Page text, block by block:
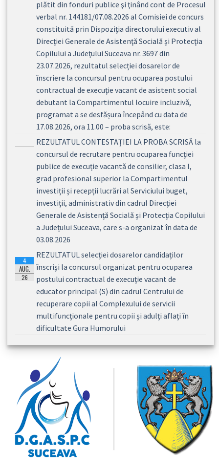
plătit din fonduri publice şi ţinând cont de Procesul
verbal nr. 144181/07.08.2026 al Comisiei de concurs
constituită prin Dispoziţia directorului executiv al
Direcţiei Generale de Asistenţă Socială şi Protecţia
Copilului a Judeţului Suceava nr. 3697 din
23.07.2026, rezultatul selecției dosarelor de
înscriere la concursul pentru ocuparea postului
contractual de execuţie vacant de asistent social
debutant la Compartimentul locuire incluzivă,
programat a se desfășura începând cu data de
17.08.2026, ora 11.00 – proba scrisă, este:
REZULTATUL CONTESTAȚIEI LA PROBA SCRISĂ la
concursul de recrutare pentru ocuparea funcției
publice de execuție vacantă de consilier, clasa I,
grad profesional superior la Compartimentul
investiții și recepții lucrări al Serviciului buget,
investiții, administrativ din cadrul Direcției
Generale de Asistență Socială și Protecția Copilului
a Județului Suceava, care s-a organizat în data de
03.08.2026
4
AUG.
26
REZULTATUL selecției dosarelor candidaților
înscriși la concursul organizat pentru ocuparea
postului contractual de execuţie vacant de
educator principal (S) din cadrul Centrului de
recuperare copii al Complexului de servicii
multifuncționale pentru copii și adulți aflați în
dificultate Gura Humorului